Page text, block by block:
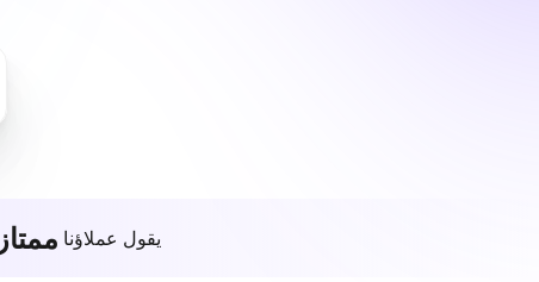
يقول عملاؤنا ممتاز